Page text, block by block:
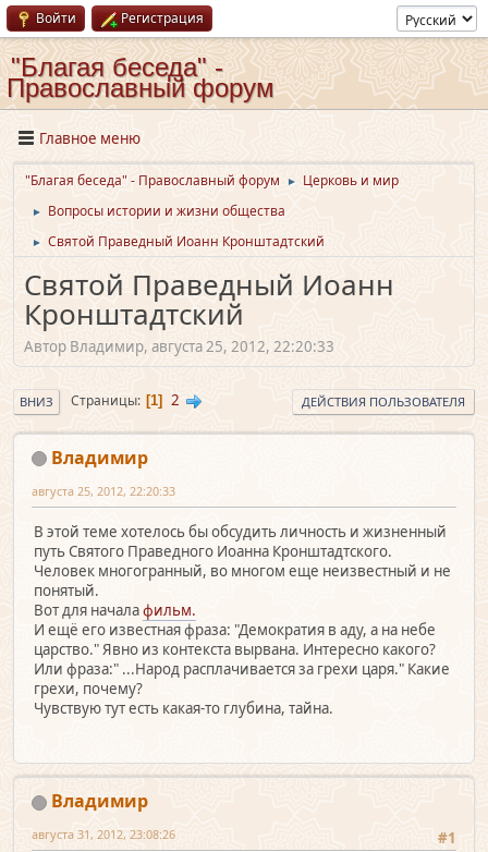
Войти Регистрация
"Благая беседа" -
Православный форум
Главное меню
"Благая беседа" - Православный форум ► Церковь и мир
► Вопросы истории и жизни общества
► Святой Праведный Иоанн Кронштадтский
Святой Праведный Иоанн
Кронштадтский
Автор Владимир, августа 25, 2012, 22:20:33
ВНИЗ Страницы 1 2 ДЕЙСТВИЯ ПОЛЬЗОВАТЕЛЯ
Владимир
августа 25, 2012, 22:20:33
В этой теме хотелось бы обсудить личность и жизненный
путь Святого Праведного Иоанна Кронштадтского.
Человек многогранный, во многом еще неизвестный и не
понятый.
Вот для началафильм.
И ещё его известная фраза: "Демократия в аду, а на небе
царство." Явно из контекста вырвана. Интересно какого?
Или фраза:" ...Народ расплачивается за грехи царя." Какие
грехи, почему?
Чувствую тут есть какая-то глубина, тайна.
Владимир
#1
августа 31, 2012, 23:08:26